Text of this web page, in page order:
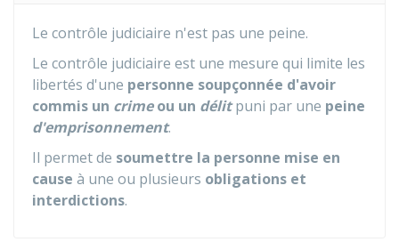
Le contrôle judiciaire n'est pas une peine.
Le contrôle judiciaire est une mesure qui limite les
libertés d'une personne soupçonnée d'avoir
commis un crimeou un délitpuni par une peine
d'emprisonnement.
Il permet de soumettre la personne mise en
cause à une ou plusieurs obligations et
interdictions.